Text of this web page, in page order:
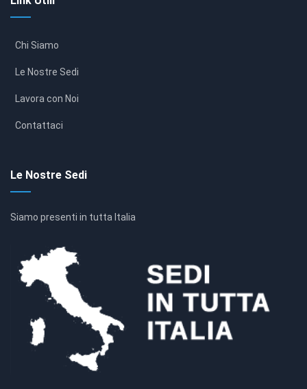
Chi Siamo
Le Nostre Sedi
Lavora con Noi
Contattaci
Le Nostre Sedi
Siamo presenti in tutta Italia